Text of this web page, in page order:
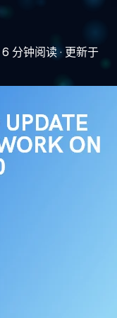
6 分钟阅读· 更新于